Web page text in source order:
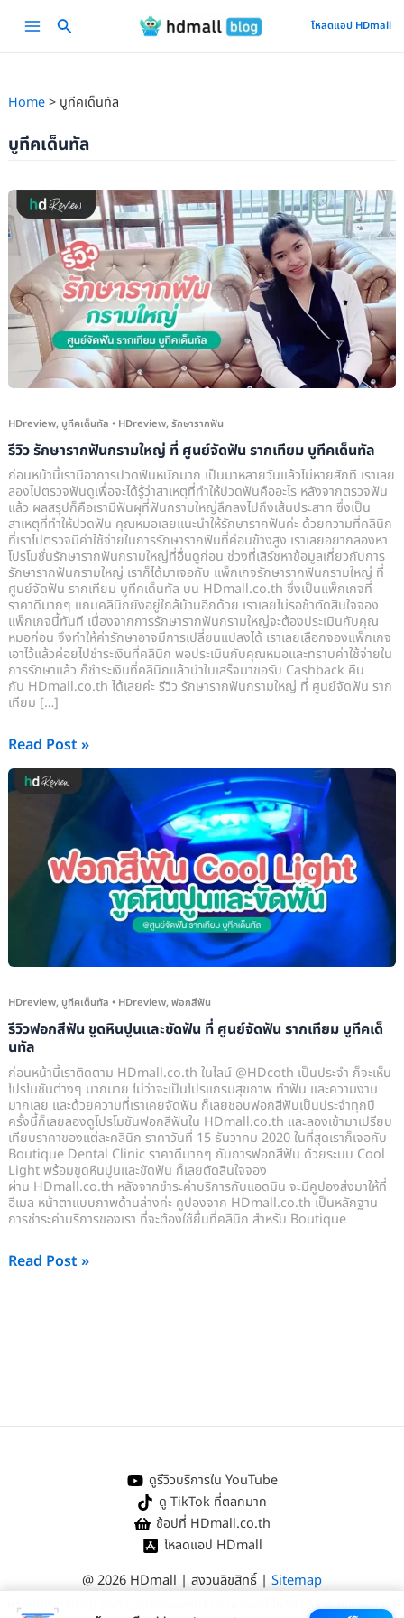
Main
โหลดแอป HDmall
Home บูทีคเด็นทัล
บูทีคเด็นทัล
HDreview, บูทีคเด็นทัล • HDreview, รักษารากฟัน
รีวิว รักษารากฟันกรามใหญ่ ที่ ศูนย์จัดฟัน รากเทียม บูทีคเด็นทัล
ก่อนหน้านี้เรามีอาการปวดฟันหนักมาก เป็นมาหลายวันแล้วไม่หายสักที เราเลย
ลองไปตรวจฟันดูเพื่อจะได้รู้ว่าสาเหตุที่ทำให้ปวดฟันคืออะไร หลังจากตรวจฟัน
แล้ว ผลสรุปก็คือเรามีฟันผุที่ฟันกรามใหญ่ลึกลงไปถึงเส้นประสาท ซึ่งเป็น
สาเหตุที่ทำให้ปวดฟัน คุณหมอเลยแนะนำให้รักษารากฟันค่ะ ด้วยความที่คลินิก
ที่เราไปตรวจมีค่าใช้จ่ายในการรักษารากฟันที่ค่อนข้างสูง เราเลยอยากลองหา
โปรโมชั่นรักษารากฟันกรามใหญ่ที่อื่นดูก่อน ช่วงที่เสิร์ชหาข้อมูลเกี่ยวกับการ
รักษารากฟันกรามใหญ่ เราก็ได้มาเจอกับ แพ็กเกจรักษารากฟันกรามใหญ่ ที่
ศูนย์จัดฟัน รากเทียม บูทีคเด็นทัล บน HDmall.co.th ซึ่งเป็นแพ็กเกจที่
ราคาดีมากๆ แถมคลินิกยังอยู่ใกล้บ้านอีกด้วย เราเลยไม่รอช้าตัดสินใจจอง
แพ็กเกจนี้ทันที เนื่องจากการรักษารากฟันกรามใหญ่จะต้องประเมินกับคุณ
หมอก่อน จึงทำให้ค่ารักษาอาจมีการเปลี่ยนแปลงได้ เราเลยเลือกจองแพ็กเกจ
เอาไว้แล้วค่อยไปชำระเงินที่คลินิก พอประเมินกับคุณหมอและทราบค่าใช้จ่ายใน
การรักษาแล้ว ก็ชำระเงินที่คลินิกแล้วนำใบเสร็จมาขอรับ Cashback คืน
กับ HDmall.co.th ได้เลยค่ะ รีวิว รักษารากฟันกรามใหญ่ ที่ ศูนย์จัดฟัน ราก
เทียม […]
รีวิว
รักษา
รากฟัน
กราม
ใหญ่
ที่
ฟัน
บูที
คเด็
นทัล
Read Post »
HDreview, บูทีคเด็นทัล • HDreview, ฟอกสีฟัน
รีวิวฟอกสีฟัน ขูดหินปูนและขัดฟัน ที่ ศูนย์จัดฟัน รากเทียม บูทีคเด็
นทัล
ก่อนหน้านี้เราติดตาม HDmall.co.th ในไลน์ @HDcoth เป็นประจำ ก็จะเห็น
โปรโมชันต่างๆ มากมาย ไม่ว่าจะเป็นโปรแกรมสุขภาพ ทำฟัน และความงาม
มากเลย และด้วยความที่เราเคยจัดฟัน ก็เลยชอบฟอกสีฟันเป็นประจำทุกปี
ครั้งนี้ก็เลยลองดูโปรโมชันฟอกสีฟันใน HDmall.co.th และลองเข้ามาเปรียบ
เทียบราคาของแต่ละคลินิก ราคาวันที่ 15 ธันวาคม 2020 ในที่สุดเราก็เจอกับ
Boutique Dental Clinic ราคาดีมากๆ กับการฟอกสีฟัน ด้วยระบบ Cool
Light พร้อมขูดหินปูนและขัดฟัน ก็เลยตัดสินใจจอง
ผ่าน HDmall.co.th หลังจากชำระค่าบริการกับแอดมิน จะมีคูปองส่งมาให้ที่
อีเมล หน้าตาแบบภาพด้านล่างค่ะ คูปองจาก HDmall.co.th เป็นหลักฐาน
การชำระค่าบริการของเรา ที่จะต้องใช้ยื่นที่คลินิก สำหรับ Boutique
รีวิว
หินปูน
ฟัน
จัด
ฟัน
ราก
เทียม
บูที
คเด็
นทัล
Read Post »
ดูรีวิวบริการใน YouTube
ดู TikTok ที่ตลกมาก
ช้อปที่ HDmall.co.th
โหลดแอป HDmall
@ 2026 HDmall | สงวนลิขสิทธิ์ | Sitemap
หาคลินิกใกล้บ้าน ตรวจสุขภาพทั่วไป